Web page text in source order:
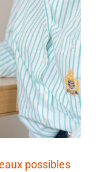
possibles